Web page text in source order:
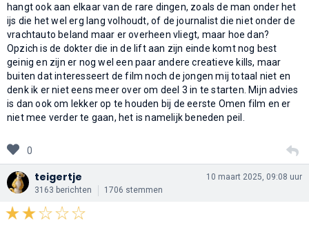
hangt ook aan elkaar van de rare dingen, zoals de man onder het
ijs die het wel erg lang volhoudt, of de journalist die niet onder de
vrachtauto beland maar er overheen vliegt, maar hoe dan?
Opzich is de dokter die in de lift aan zijn einde komt nog best
geinig en zijn er nog wel een paar andere creatieve kills, maar
buiten dat interesseert de film noch de jongen mij totaal niet en
denk ik er niet eens meer over om deel 3 in te starten. Mijn advies
is dan ook om lekker op te houden bij de eerste Omen film en er
niet mee verder te gaan, het is namelijk beneden peil.
0
teigertje
3163 berichten 1706 stemmen
10 maart 2025, 09:08 uur